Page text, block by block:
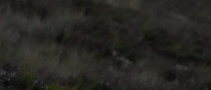
Wohnen
Genuss